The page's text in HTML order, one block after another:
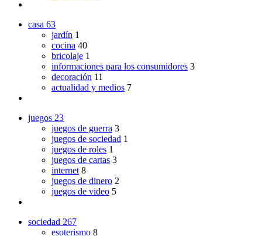
casa 63
jardín 1
cocina 40
bricolaje 1
informaciones para los consumidores 3
decoración 11
actualidad y medios 7
juegos 23
juegos de guerra 3
juegos de sociedad 1
juegos de roles 1
juegos de cartas 3
internet 8
juegos de dinero 2
juegos de video 5
sociedad 267
esoterismo 8